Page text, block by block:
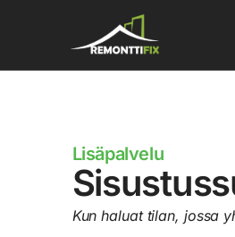
Lisäpalvelu
Kun haluat tilan, jossa